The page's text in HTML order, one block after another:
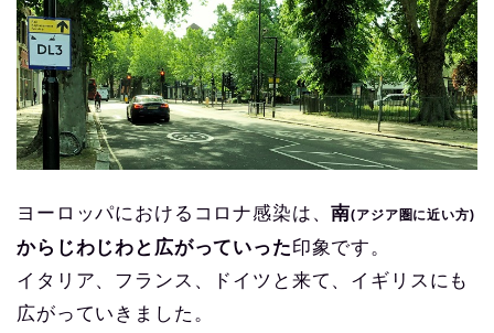
ヨーロッパにおけるコロナ感染は、南(アジア圏に近い方)
からじわじわと広がっていった印象です。
イタリア、フランス、ドイツと来て、イギリスにも
広がっていきました。